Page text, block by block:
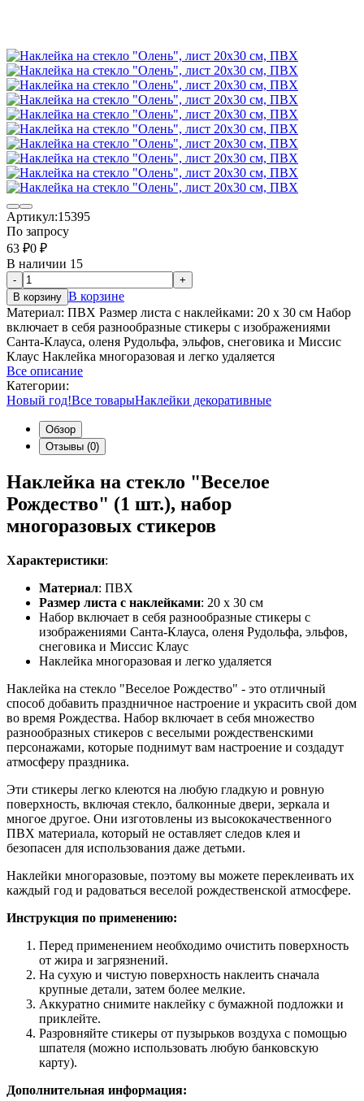
Артикул:15395
По запросу
63 ₽0 ₽
В наличии 15
-
+
В корзину В корзине
Материал: ПВХ Размер листа с наклейками: 20 x 30 см Набор
включает в себя разнообразные стикеры с изображениями
Санта-Клауса, оленя Рудольфа, эльфов, снеговика и Миссис
Клаус Наклейка многоразовая и легко удаляется
Все описание
Категории:
Новый год!Все товарыНаклейки декоративные
Обзор
Отзывы (0)
Наклейка на стекло "Веселое
Рождество" (1 шт.), набор
многоразовых стикеров
Характеристики:
Материал: ПВХ
Размер листа с наклейками: 20 x 30 см
Набор включает в себя разнообразные стикеры с
изображениями Санта-Клауса, оленя Рудольфа, эльфов,
снеговика и Миссис Клаус
Наклейка многоразовая и легко удаляется
Наклейка на стекло "Веселое Рождество" - это отличный
способ добавить праздничное настроение и украсить свой дом
во время Рождества. Набор включает в себя множество
разнообразных стикеров с веселыми рождественскими
персонажами, которые поднимут вам настроение и создадут
атмосферу праздника.
Эти стикеры легко клеются на любую гладкую и ровную
поверхность, включая стекло, балконные двери, зеркала и
многое другое. Они изготовлены из высококачественного
ПВХ материала, который не оставляет следов клея и
безопасен для использования даже детьми.
Наклейки многоразовые, поэтому вы можете переклеивать их
каждый год и радоваться веселой рождественской атмосфере.
Инструкция по применению:
Перед применением необходимо очистить поверхность
от жира и загрязнений.
На сухую и чистую поверхность наклеить сначала
крупные детали, затем более мелкие.
Аккуратно снимите наклейку с бумажной подложки и
приклейте.
Разровняйте стикеры от пузырьков воздуха с помощью
шпателя (можно использовать любую банковскую
карту).
Дополнительная информация: